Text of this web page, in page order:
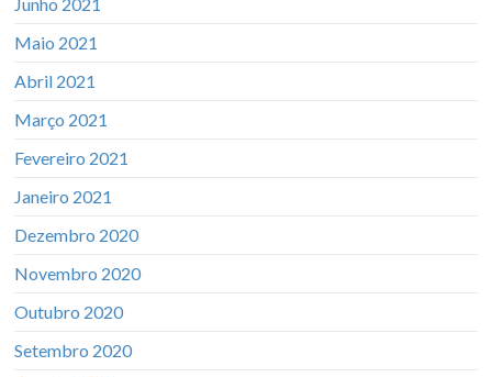
Maio 2021
Abril 2021
Março 2021
Fevereiro 2021
Janeiro 2021
Dezembro 2020
Novembro 2020
Outubro 2020
Setembro 2020